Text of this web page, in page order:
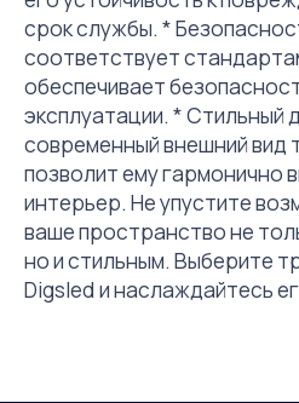
срок службы. *
соответствует
обеспечивает
эксплуатации. * Стильный
современный внешний вид
позволит ему гармонично
интерьер. Не упустите
ваше пространство не
но и стильным. Выберите
Digsled и наслаждайтесь